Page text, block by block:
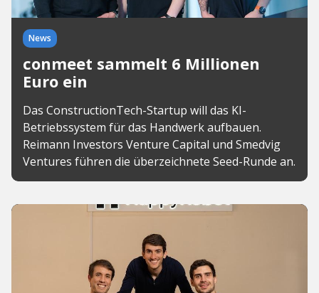
News
conmeet sammelt 6 Millionen
Euro ein
Das ConstructionTech-Startup will das KI-
Betriebssystem für das Handwerk aufbauen.
Reimann Investors Venture Capital und Smedvig
Ventures führen die überzeichnete Seed-Runde an.